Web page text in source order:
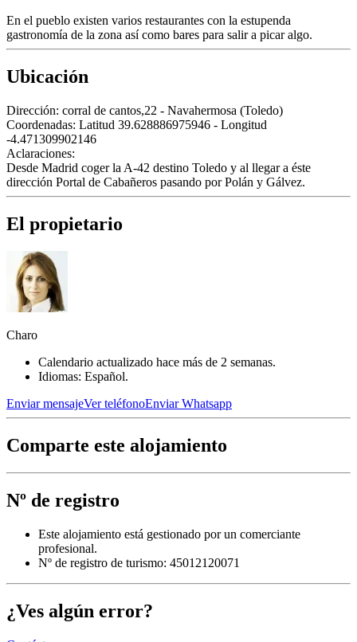
En el pueblo existen varios restaurantes con la estupenda
gastronomía de la zona así como bares para salir a picar algo.
Ubicación
Dirección: corral de cantos,22 - Navahermosa (Toledo)
Coordenadas: Latitud 39.628886975946 - Longitud
-4.471309902146
Aclaraciones:
Desde Madrid coger la A-42 destino Toledo y al llegar a éste
dirección Portal de Cabañeros pasando por Polán y Gálvez.
El propietario
Charo
Calendario actualizado hace más de 2 semanas.
Idiomas: Español.
Enviar mensajeVer teléfonoEnviar Whatsapp
Comparte este alojamiento
Nº de registro
Este alojamiento está gestionado por un comerciante
profesional.
Nº de registro de turismo: 45012120071
¿Ves algún error?